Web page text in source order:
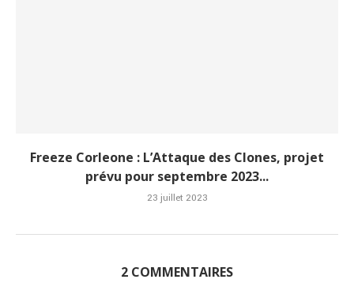
Freeze Corleone : L’Attaque des Clones, projet
prévu pour septembre 2023...
23 juillet 2023
2 COMMENTAIRES